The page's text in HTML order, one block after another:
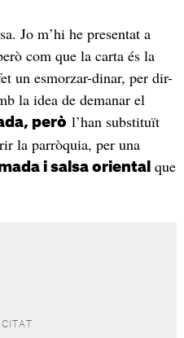
Jo m’hi he presentat a
com que la carta és la
un esmorzar-dinar, per dir-
la idea de demanar el
però l’han substituït
la parròquia, per una
i salsa oriental que